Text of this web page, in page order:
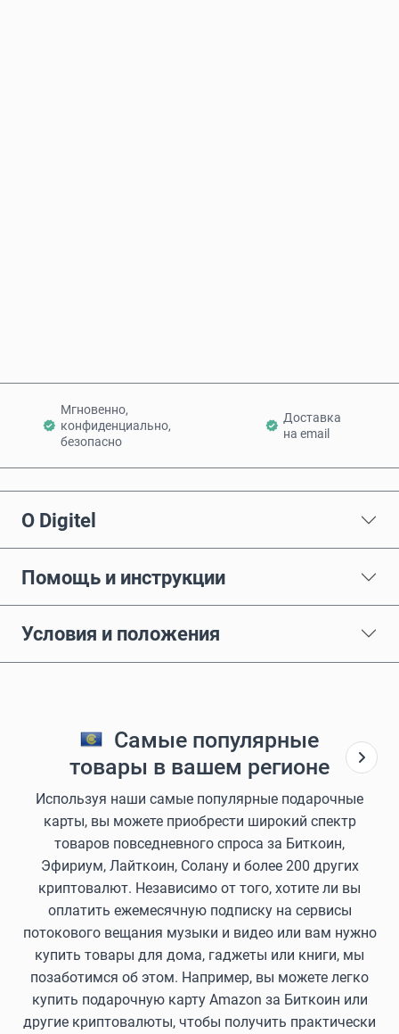
Мгновенно,
конфиденциально,
безопасно
Доставка
на email
О Digitel
Помощь и инструкции
Условия и положения
Самые популярные
товары в вашем регионе
Используя наши самые популярные подарочные
карты, вы можете приобрести широкий спектр
товаров повседневного спроса за Биткоин,
Эфириум, Лайткоин, Солану и более 200 других
криптовалют. Независимо от того, хотите ли вы
оплатить ежемесячную подписку на сервисы
потокового вещания музыки и видео или вам нужно
купить товары для дома, гаджеты или книги, мы
позаботимся об этом. Например, вы можете легко
купить подарочную карту Amazon за Биткоин или
другие криптовалюты, чтобы получить практически